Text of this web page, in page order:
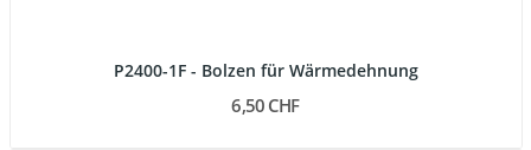
P2400-1F - Bolzen für Wärmedehnung
6,50 CHF